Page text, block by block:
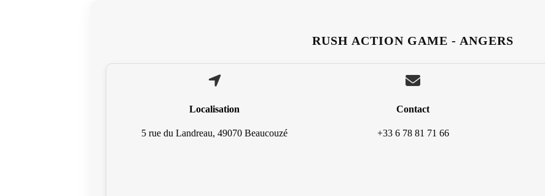
RUSH ACTION GAME - ANGERS
Localisation
5 rue du Landreau, 49070 Beaucouzé
Contact
+33 6 78 81 71 66